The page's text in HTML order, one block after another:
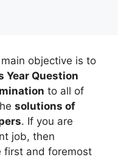
objective is to
Year Question
to all of
solutions of
. If you are
job, then
first and foremost